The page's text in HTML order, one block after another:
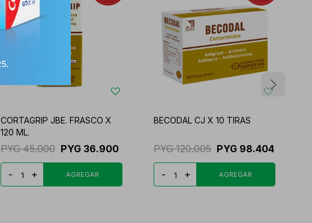
CORTAGRIP JBE. FRASCO X
120 ML.
PYG 45.000 PYG 36.900
- +
BECODAL CJ X 10 TIRAS
PYG 120.005 PYG 98.404
- +